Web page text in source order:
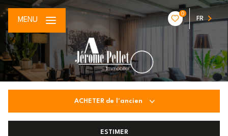
0
FR
MENU
ACHETER de l'ancien
ESTIMER